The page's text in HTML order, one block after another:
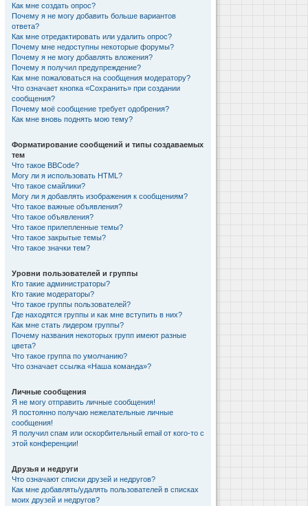
Как мне создать опрос?
Почему я не могу добавить больше вариантов
ответа?
Как мне отредактировать или удалить опрос?
Почему мне недоступны некоторые форумы?
Почему я не могу добавлять вложения?
Почему я получил предупреждение?
Как мне пожаловаться на сообщения модератору?
Что означает кнопка «Сохранить» при создании
сообщения?
Почему моё сообщение требует одобрения?
Как мне вновь поднять мою тему?
Форматирование сообщений и типы создаваемых
тем
Что такое BBCode?
Могу ли я использовать HTML?
Что такое смайлики?
Могу ли я добавлять изображения к сообщениям?
Что такое важные объявления?
Что такое объявления?
Что такое прилепленные темы?
Что такое закрытые темы?
Что такое значки тем?
Уровни пользователей и группы
Кто такие администраторы?
Кто такие модераторы?
Что такое группы пользователей?
Где находятся группы и как мне вступить в них?
Как мне стать лидером группы?
Почему названия некоторых групп имеют разные
цвета?
Что такое группа по умолчанию?
Что означает ссылка «Наша команда»?
Личные сообщения
Я не могу отправить личные сообщения!
Я постоянно получаю нежелательные личные
сообщения!
Я получил спам или оскорбительный email от кого-то с
этой конференции!
Друзья и недруги
Что означают списки друзей и недругов?
Как мне добавлять/удалять пользователей в списках
моих друзей и недругов?